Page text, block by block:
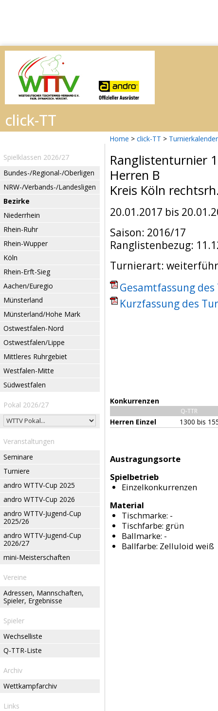
Home > click-TT > Turnierkalender
Spielklassen 2026/27
Bundes-/Regional-/Oberligen
NRW-/Verbands-/Landesligen
Bezirke
Niederrhein
Rhein-Ruhr
Rhein-Wupper
Köln
Rhein-Erft-Sieg
Aachen/Euregio
Münsterland
Münsterland/Hohe Mark
Ostwestfalen-Nord
Ostwestfalen/Lippe
Mittleres Ruhrgebiet
Westfalen-Mitte
Südwestfalen
Pokal 2026/27
Veranstaltungen
Seminare
Turniere
andro WTTV-Cup 2025
andro WTTV-Cup 2026
andro WTTV-Jugend-Cup
2025/26
andro WTTV-Jugend-Cup
2026/27
mini-Meisterschaften
Vereine
Adressen, Mannschaften,
Spieler, Ergebnisse
Spieler
Wechselliste
Q-TTR-Liste
Archiv
Wettkampfarchiv
Links
Ranglistenturnier
Herren B
Kreis Köln
20.01.2017 bis
Saison: 2016/17
Ranglistenbezug:
Turnierart:
Gesamtfassung
Kurzfassung des
Konkurrenzen
Q-TTR
Herren Einzel 1300 bis
Austragungsorte
Spielbetrieb
Einzelkonkurrenzen
Material
Tischmarke: -
Tischfarbe: grün
Ballmarke: -
Ballfarbe: Zelluloid weiß